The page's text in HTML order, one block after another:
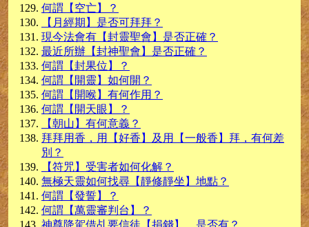
何謂【空亡】？
【月經期】是否可拜拜？
現今法會有【封靈聖會】是否正確？
最近所辦【封神聖會】是否正確？
何謂【封果位】？
何謂【開靈】如何開？
何謂【開喉】有何作用？
何謂【開天眼】？
【朝山】有何意義？
拜拜用香，用【好香】及用【一般香】拜，有何差
別？
【符咒】受害者如何化解？
無極天靈如何找尋【靜修靜坐】地點？
何謂【發誓】？
何謂【萬靈審判台】？
神尊降駕借乩要信徒【捐錢】，是否有？